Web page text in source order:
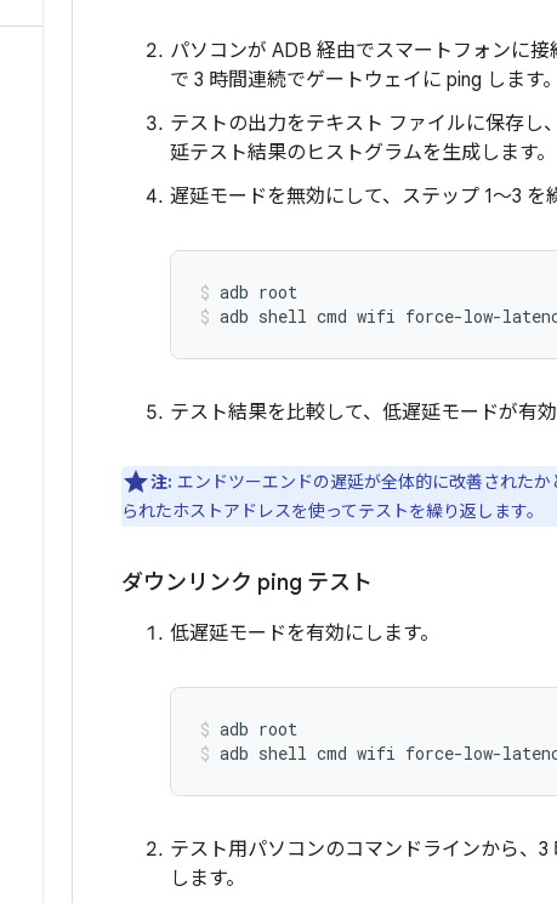
パソコンが ADB 経由でスマートフォンに
で 3 時間連続でゲートウェイに ping します。
テストの出力をテキスト ファイルに保存し
延テスト結果のヒストグラムを生成します。
遅延モードを無効にして、ステップ 1～3 を
adb root
adb shell cmd wifi force-low-
テスト結果を比較して、低遅延モードが有
注: エンドツーエンドの遅延が全体的に改善された
られたホストアドレスを使ってテストを繰り返します。
ダウンリンク ping テスト
低遅延モードを有効にします。
adb root
adb shell cmd wifi force-low-
テスト用パソコンのコマンドラインから、
します。